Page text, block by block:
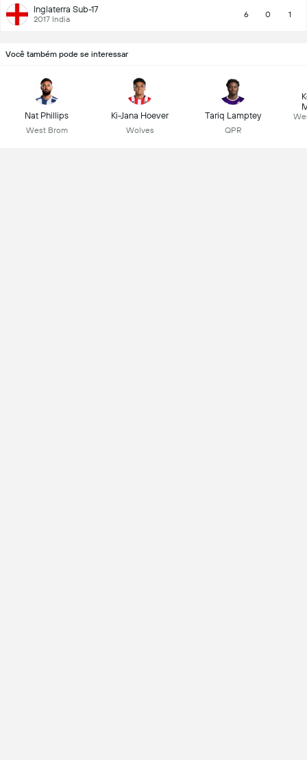
Inglaterra Sub-17
2017 India 6 0 1
Você também pode se interessar
Nat Phillips
West Brom
Ki-Jana Hoever
Wolves
Tariq Lamptey
QPR